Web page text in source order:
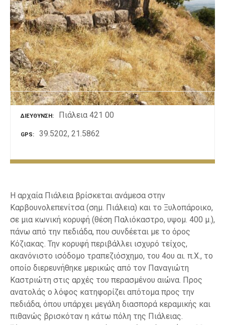
ΔΙΕΎΘΥΝΣΗ Πιάλεια 421 00
GPS 39.5202, 21.5862
Η αρχαία Πιάλεια βρίσκεται ανάμεσα στην
Καρβουνολεπενίτσα (σημ. Πιάλεια) και το Ξυλοπάροικο,
σε μια κωνική κορυφή (θέση Παλιόκαστρο, υψομ. 400 μ.),
πάνω από την πεδιάδα, που συνδέεται με το όρος
Κόζιακας. Την κορυφή περιβάλλει ισχυρό τείχος,
ακανόνιστο ισόδομο τραπεζιόσχημο, του 4ου αι. π.Χ., το
οποίο διερευνήθηκε μερικώς από τον Παναγιώτη
Καστριώτη στις αρχές του περασμένου αιώνα. Προς
ανατολάς ο λόφος κατηφορίζει απότομα προς την
πεδιάδα, όπου υπάρχει μεγάλη διασπορά κεραμικής και
πιθανώς βρισκόταν η κάτω πόλη της Πιάλειας.